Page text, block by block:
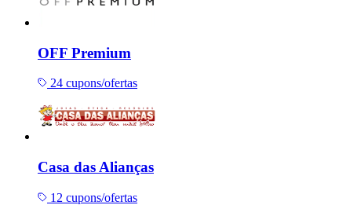
OFF Premium
24 cupons/ofertas
Casa das Alianças
12 cupons/ofertas